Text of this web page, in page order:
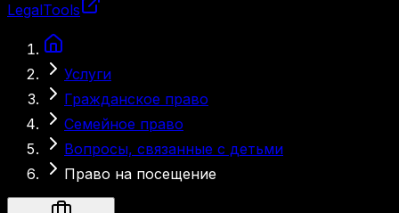
LegalTools
Услуги
Гражданское право
Семейное право
Вопросы, связанные с детьми
Право на посещение